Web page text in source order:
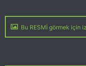
Bu RESMİ görmek için